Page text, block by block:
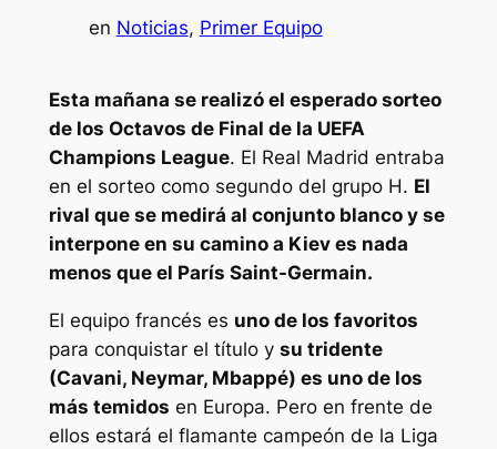
en Noticias, Primer Equipo
Esta mañana se realizó el esperado sorteo
de los Octavos de Final de la UEFA
Champions League. El Real Madrid entraba
en el sorteo como segundo del grupo H. El
rival que se medirá al conjunto blanco y se
interpone en su camino a Kiev es nada
menos que el París Saint-Germain.
El equipo francés es uno de los favoritos
para conquistar el título y su tridente
(Cavani, Neymar, Mbappé) es uno de los
más temidos en Europa. Pero en frente de
ellos estará el flamante campeón de la Liga